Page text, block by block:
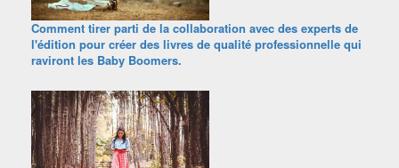
Comment tirer parti de la collaboration avec des experts de
l'édition pour créer des livres de qualité professionnelle qui
raviront les Baby Boomers.